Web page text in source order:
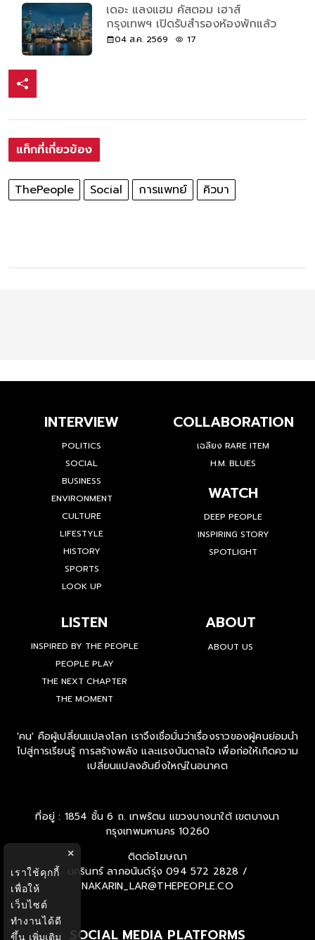
เดอะ แลงแฮม คัสตอม เฮาส์
กรุงเทพฯ เปิดรับสำรองห้องพักแล้ว
04 ส.ค. 2569 17
แท็กที่เกี่ยวข้อง
ThePeople Social การแพทย์ คิวบา
INTERVIEW
POLITICS
SOCIAL
BUSINESS
ENVIRONMENT
CULTURE
LIFESTYLE
HISTORY
SPORTS
LOOK UP
COLLABORATION
เฉลียง RARE ITEM
H.M. BLUES
WATCH
DEEP PEOPLE
INSPIRING STORY
SPOTLIGHT
LISTEN
INSPIRED BY THE PEOPLE
PEOPLE PLAY
THE NEXT CHAPTER
THE MOMENT
ABOUT
ABOUT US
'คน' คือผู้เปลี่ยนแปลงโลก เราจึงเชื่อมั่นว่าเรื่องราวของผู้คนย่อมนำ
ไปสู่การเรียนรู้ การสร้างพลัง และแรงบันดาลใจ เพื่อก่อให้เกิดความ
เปลี่ยนแปลงอันยิ่งใหญ่ในอนาคต
ที่อยู่ : 1854 ชั้น 6 ถ. เทพรัตน แขวงบางนาใต้ เขตบางนา
กรุงเทพมหานคร 10260
ติดต่อโฆษณา
นครินทร์ ลาภอนันด์รุ่ง 094 572 2828 /
NAKARIN_LAR@THEPEOPLE.CO
SOCIAL MEDIA PLATFORMS
×
เราใช้คุกกี้
เพื่อให้
เว็บไซต์
ทำงานได้ดี
ขึ้น เพิ่มเติม